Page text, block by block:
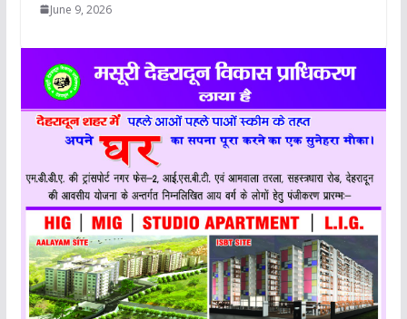
June 9, 2026